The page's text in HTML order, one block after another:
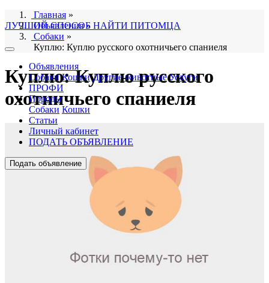
ЛУЧШИЙ СПОСОБ НАЙТИ ПИТОМЦА
Объявления
Собаки Кошки Другие животные Услуги
ПРОФИ
Породы
Собаки Кошки
Статьи
Личный кабинет
ПОДАТЬ ОБЪЯВЛЕНИЕ
Подать объявление
Главная »
Объявления»
Собаки »
Куплю: Куплю русского охотничьего спаниеля
Куплю: Куплю русского
охотничьего спаниеля